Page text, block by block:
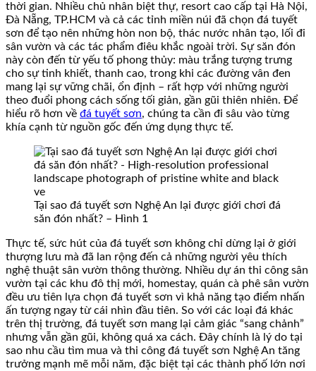
thời gian. Nhiều chủ nhân biệt thự, resort cao cấp tại Hà Nội,
Đà Nẵng, TP.HCM và cả các tỉnh miền núi đã chọn đá tuyết
sơn để tạo nên những hòn non bộ, thác nước nhân tạo, lối đi
sân vườn và các tác phẩm điêu khắc ngoài trời. Sự săn đón
này còn đến từ yếu tố phong thủy: màu trắng tượng trưng
cho sự tinh khiết, thanh cao, trong khi các đường vân đen
mang lại sự vững chãi, ổn định – rất hợp với những người
theo đuổi phong cách sống tối giản, gần gũi thiên nhiên. Để
hiểu rõ hơn về đá tuyết sơn, chúng ta cần đi sâu vào từng
khía cạnh từ nguồn gốc đến ứng dụng thực tế.
Tại sao đá tuyết sơn Nghệ An lại được giới chơi đá
săn đón nhất? – Hình 1
Thực tế, sức hút của đá tuyết sơn không chỉ dừng lại ở giới
thượng lưu mà đã lan rộng đến cả những người yêu thích
nghệ thuật sân vườn thông thường. Nhiều dự án thi công sân
vườn tại các khu đô thị mới, homestay, quán cà phê sân vườn
đều ưu tiên lựa chọn đá tuyết sơn vì khả năng tạo điểm nhấn
ấn tượng ngay từ cái nhìn đầu tiên. So với các loại đá khác
trên thị trường, đá tuyết sơn mang lại cảm giác “sang chảnh”
nhưng vẫn gần gũi, không quá xa cách. Đây chính là lý do tại
sao nhu cầu tìm mua và thi công đá tuyết sơn Nghệ An tăng
trưởng mạnh mẽ mỗi năm, đặc biệt tại các thành phố lớn nơi